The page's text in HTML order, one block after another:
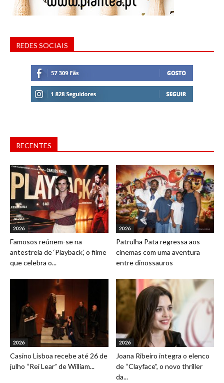
REDES SOCIAIS
RECENTES
2026
Famosos reúnem-se na
antestreia de ‘Playback’, o filme
que celebra o...
2026
Patrulha Pata regressa aos
cinemas com uma aventura
entre dinossauros
2026
Casino Lisboa recebe até 26 de
julho “Rei Lear” de William...
2026
Joana Ribeiro integra o elenco
de “Clayface”, o novo thriller
da...